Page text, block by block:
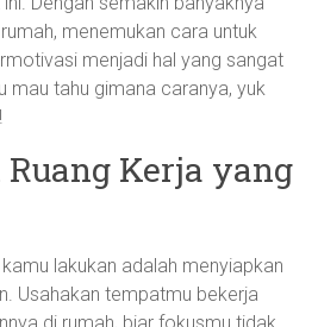
menemukan cara untuk
menjadi hal yang sangat
mau tahu gimana caranya, yuk
Kerja yang
lakukan adalah menyiapkan
Usahakan tempatmu bekerja